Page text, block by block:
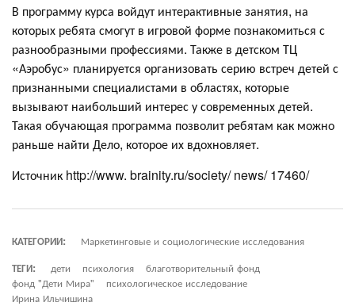
В программу курса войдут интерактивные занятия, на
которых ребята смогут в игровой форме познакомиться с
разнообразными профессиями. Также в детском ТЦ
«Аэробус» планируется организовать серию встреч детей с
признанными специалистами в областях, которые
вызывают наибольший интерес у современных детей.
Такая обучающая программа позволит ребятам как можно
раньше найти Дело, которое их вдохновляет.
Источник http://www. brainity.ru/society/ news/ 17460/
КАТЕГОРИИ:
Маркетинговые и социологические исследования
ТЕГИ:
дети психология
благотворительный фонд
фонд "Дети Мира"
психологическое исследование
Ирина Ильчишина